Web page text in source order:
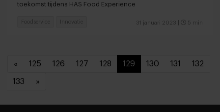
toekomst tijdens HAS Food Experience
31 januari 2023 5 min
Foodservice Innovatie
« 125 126 127 128 129 130 131 132
133 »